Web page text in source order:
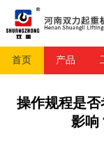
首页 产品
操作规程是
影响